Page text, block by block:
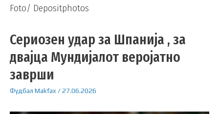
Foto/ Depositphotos
Сериозен удар за Шпанија , за
двајца Мундијалот веројатно
заврши
Фудбал Makfax/27.06.2026